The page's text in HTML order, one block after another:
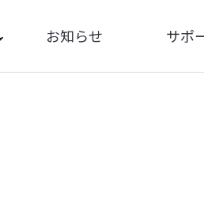
お知らせ
全体
サポ